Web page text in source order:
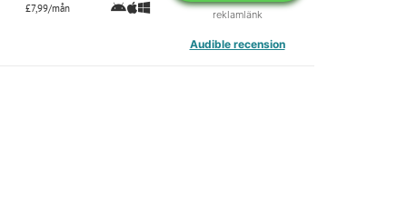
£7,99/mån reklamlänk
Audible recension